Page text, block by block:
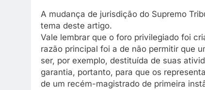
A mudança de jurisdição do Supremo
tema deste artigo.
Vale lembrar que o foro privilegiado foi
razão principal foi a de não permitir que
ser, por exemplo, destituída de suas
garantia, portanto, para que os
de um recém-magistrado de primeira